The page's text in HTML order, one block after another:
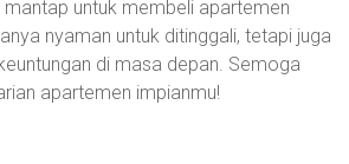
untuk membeli apartemen
nyaman untuk ditinggali, tetapi juga
di masa depan. Semoga
apartemen impianmu!